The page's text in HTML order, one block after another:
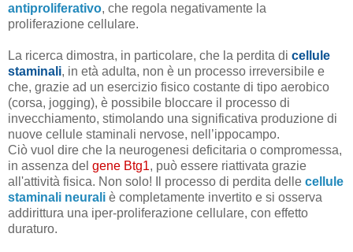
antiproliferativo, che regola negativamente la
proliferazione cellulare.
La ricerca dimostra, in particolare, che la perdita di cellule
staminali, in età adulta, non è un processo irreversibile e
che, grazie ad un esercizio fisico costante di tipo aerobico
(corsa, jogging), è possibile bloccare il processo di
invecchiamento, stimolando una significativa produzione di
nuove cellule staminali nervose, nell’ippocampo.
Ciò vuol dire che la neurogenesi deficitaria o compromessa,
in assenza del gene Btg1, può essere riattivata grazie
all'attività fisica. Non solo! Il processo di perdita delle cellule
staminali neurali è completamente invertito e si osserva
addirittura una iper-proliferazione cellulare, con effetto
duraturo.